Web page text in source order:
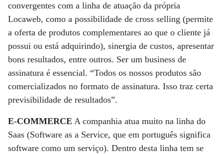
convergentes com a linha de atuação da própria
Locaweb, como a possibilidade de cross selling (permite
a oferta de produtos complementares ao que o cliente já
possui ou está adquirindo), sinergia de custos, apresentar
bons resultados, entre outros. Ser um business de
assinatura é essencial. “Todos os nossos produtos são
comercializados no formato de assinatura. Isso traz certa
previsibilidade de resultados”.
E-COMMERCE A companhia atua muito na linha do
Saas (Software as a Service, que em português significa
software como um serviço). Dentro desta linha tem se